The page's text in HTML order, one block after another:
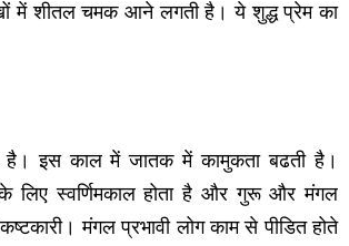
में शीतल चमक आने लगती है। ये शुद्ध प्रेम का
इस काल में जातक में कामुकता बढती है।
लिए स्‍वर्णिमकाल होता है और गुरू और मंगल
मंगल प्रभावी लोग काम से पीडित होते